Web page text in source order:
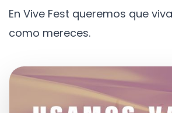
En Vive Fest queremos que
como mereces.